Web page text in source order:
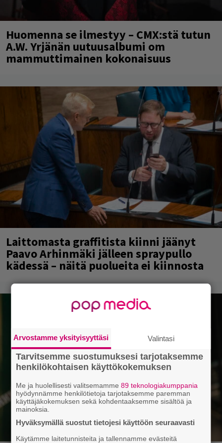
Huomenna se ilmestyy – CMX:stä tutun
A.W. Yrjänän uutuusalbumi om
mammuttimainen kokonaisuus
Laittomasta graffitista kiinni jäänyt
Paavo Arhinmäki jälleen spraypullo
kädessä – näitä puolueita ei kiinnosta
Arvostamme yksityisyyttäsi Valintasi
Tarvitsemme suostumuksesi tarjotaksemme
henkilökohtaisen käyttökokemuksen
Me ja huolellisesti valitsemamme89 teknologiakumppania
hyödynnämme henkilötietoja tarjotaksemme paremman
käyttäjäkokemuksen sekä kohdentaaksemme sisältöä ja
mainoksia.
Hyväksymällä suostut tietojesi käyttöön seuraavasti
Käytämme laitetunnisteita ja tallennamme evästeitä